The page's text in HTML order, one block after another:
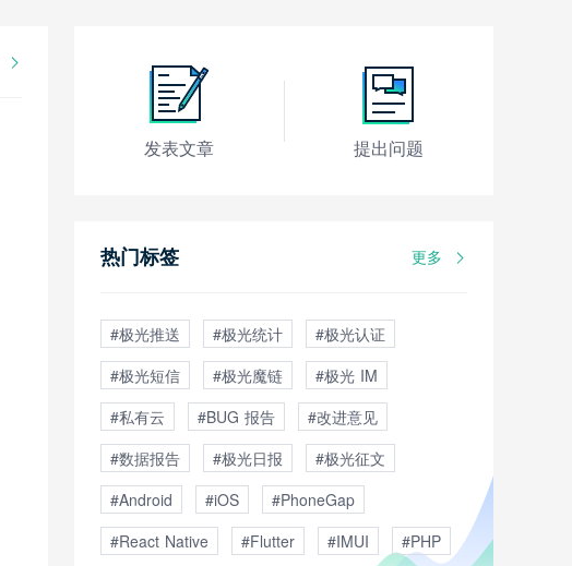
发表文章 提出问题
热门标签 更多
#极光推送 #极光统计
#极光认证
#极光短信
#极光魔链
#极光 IM
#私有云
#BUG 报告
#改进意见
#数据报告
#极光日报
#极光征文
#Android
#iOS
#PhoneGap
#React Native
#Flutter #IMUI
#PHP